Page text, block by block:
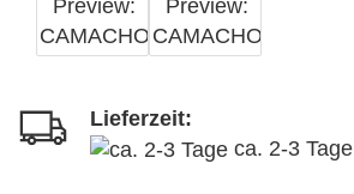
Lieferzeit:
ca. 2-3 Tage